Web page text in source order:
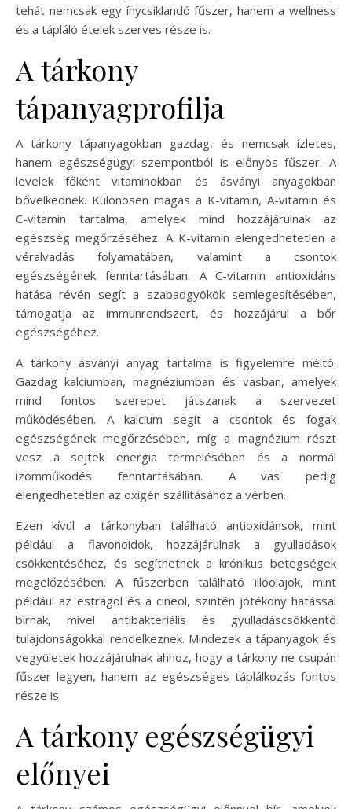
tehát nemcsak egy ínycsiklandó fűszer, hanem a wellness
és a tápláló ételek szerves része is.
A tárkony
tápanyagprofilja
A tárkony tápanyagokban gazdag, és nemcsak ízletes,
hanem egészségügyi szempontból is előnyös fűszer. A
levelek főként vitaminokban és ásványi anyagokban
bővelkednek. Különösen magas a K-vitamin, A-vitamin és
C-vitamin tartalma, amelyek mind hozzájárulnak az
egészség megőrzéséhez. A K-vitamin elengedhetetlen a
véralvadás folyamatában, valamint a csontok
egészségének fenntartásában. A C-vitamin antioxidáns
hatása révén segít a szabadgyökök semlegesítésében,
támogatja az immunrendszert, és hozzájárul a bőr
egészségéhez.
A tárkony ásványi anyag tartalma is figyelemre méltó.
Gazdag kalciumban, magnéziumban és vasban, amelyek
mind fontos szerepet játszanak a szervezet
működésében. A kalcium segít a csontok és fogak
egészségének megőrzésében, míg a magnézium részt
vesz a sejtek energia termelésében és a normál
izomműködés fenntartásában. A vas pedig
elengedhetetlen az oxigén szállításához a vérben.
Ezen kívül a tárkonyban található antioxidánsok, mint
például a flavonoidok, hozzájárulnak a gyulladások
csökkentéséhez, és segíthetnek a krónikus betegségek
megelőzésében. A fűszerben található illóolajok, mint
például az estragol és a cineol, szintén jótékony hatással
bírnak, mivel antibakteriális és gyulladáscsökkentő
tulajdonságokkal rendelkeznek. Mindezek a tápanyagok és
vegyületek hozzájárulnak ahhoz, hogy a tárkony ne csupán
fűszer legyen, hanem az egészséges táplálkozás fontos
része is.
A tárkony egészségügyi
előnyei